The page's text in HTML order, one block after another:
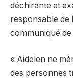
déchirante et
responsable de
communiqué de
« Aidelen ne
des personnes